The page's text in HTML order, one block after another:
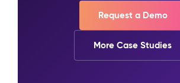
Request a Demo
More Case Studies